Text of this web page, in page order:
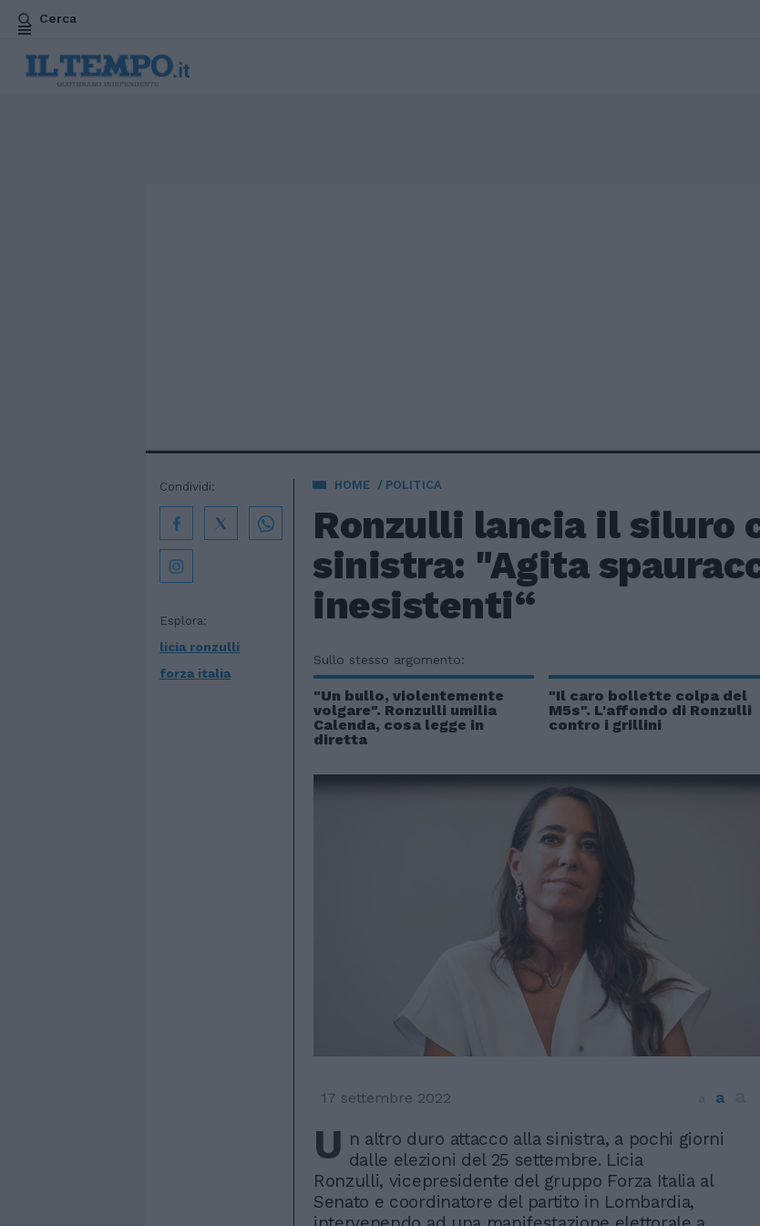
Cerca
HOME POLITICA
Ronzulli lancia il siluro
sinistra: "Agita
inesistenti“
Esplora:
licia ronzulli
forza italia
Condividi:
Sullo stesso argomento:
"Un bullo, violentemente
volgare". Ronzulli umilia
Calenda, cosa legge in
diretta
"Il caro bollette colpa del
M5s". L'affondo di Ronzulli
contro i grillini
17 settembre 2022 a
U n altro duro attacco alla sinistra, a pochi giorni
dalle elezioni del 25 settembre. Licia
Ronzulli, vicepresidente del gruppo Forza Italia al
Senato e coordinatore del partito in Lombardia,